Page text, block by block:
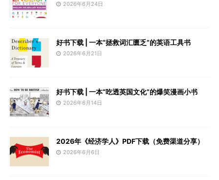
2026年6月24日
好书下载 | 一本“拯救词汇匮乏”的英语工具书
2026年6月21日
好书下载 | 一本“吃透英国文化”的爆笑漫画小书
2026年6月14日
2026年《经济学人》PDF下载（免费渠道分享）
2026年6月6日